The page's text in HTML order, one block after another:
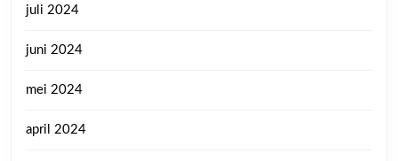
juli 2024
juni 2024
mei 2024
april 2024